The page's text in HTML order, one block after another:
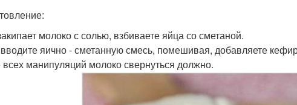
молоко с солью, взбиваете яйца со сметаной.
яично - сметанную смесь, помешивая, добавляете
манипуляций молоко свернуться должно.